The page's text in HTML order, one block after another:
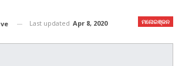
ମନୋରଞ୍ଜନ
Last updated Apr 8, 2020